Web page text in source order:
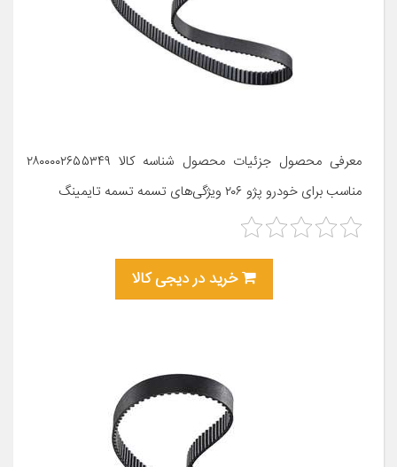
معرفی محصول جزئیات محصول شناسه کالا ۲۸۰۰۰۰۲۶۵۵۳۴۹
مناسب برای خودرو پژو ۲۰۶ ویژگی‌های تسمه تسمه تایمینگ
خرید در دیجی کالا